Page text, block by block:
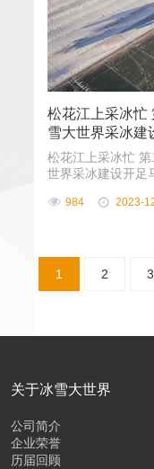
松花江上采冰忙
雪大世界采冰建
松花江上采冰忙
世界采冰建设开足
984 2023-
1 2 3
关于冰雪大世界
公司简介
企业荣誉
历届回顾